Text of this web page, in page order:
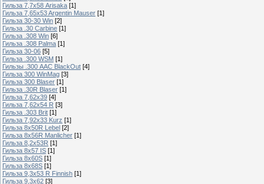
Гильза 7,7х58 Arisaka [1]
Гильза 7,65x53 Argentin Mauser [1]
Гильза 30-30 Win [2]
Гильза .30 Carbine [1]
Гильза .308 Win [6]
Гильза .308 Palma [1]
Гильза 30-06 [5]
Гильза .300 WSM [1]
Гильзы .300 AAC BlackOut [4]
Гильза 300 WinMag [3]
Гильза 300 Blaser [1]
Гильза .30R Blaser [1]
Гильза 7,62х39 [4]
Гильза 7,62х54 R [3]
Гильза .303 Brit [1]
Гильза 7,92х33 Kurz [1]
Гильза 8x50R Lebel [2]
Гильза 8x56R Manlicher [1]
Гильза 8,2х53R [1]
Гильза 8х57 IS [1]
Гильза 8x60S [1]
Гильза 8х68S [1]
Гильза 9,3х53 R Finnish [1]
Гильза 9,3х62 [3]